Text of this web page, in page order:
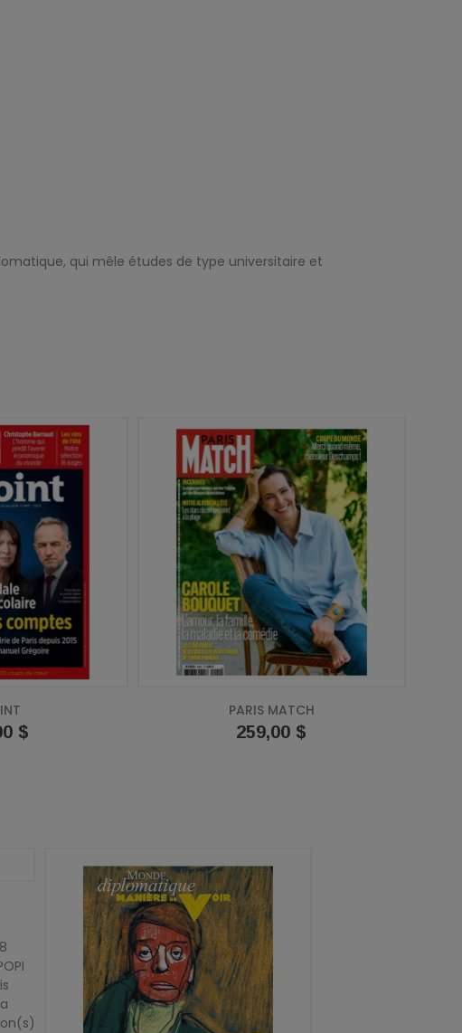
qui mêle études de type universitaire et
$
PARIS MATCH
Prix
259,00 $